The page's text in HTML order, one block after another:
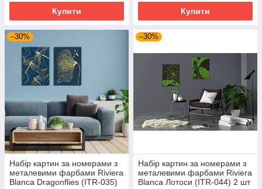
Купити Купити
–30%
Набір картин за номерами з
металевими фарбами Riviera
Blanca Dragonflies (ITR-035)
–30%
Набір картин за номерами з
металевими фарбами Riviera
Blanca Лотоси (ITR-044) 2 шт